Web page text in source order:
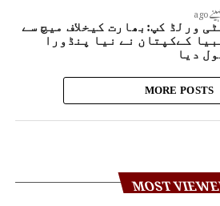
ورلڈ کپ:بھارت کیخلاف میچ سے
کےکپتان نے نیا پنڈورا
دیا
MORE POSTS
MOST